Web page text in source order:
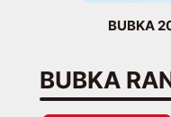
BUBKA
BUBKA